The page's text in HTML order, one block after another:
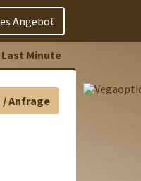
Angebot
Last Minute
/ Anfrage